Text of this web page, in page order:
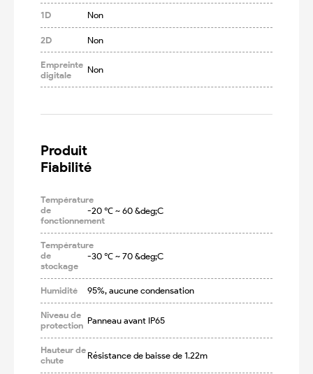
1D Non
2D Non
Empreinte
digitale
Non
Produit
Fiabilité
Température
de
fonctionnement
-20 ℃ ~ 60 &deg;C
Température
de
stockage
-30 ℃ ~ 70 &deg;C
Humidité 95%, aucune condensation
Niveau de
protection Panneau avant IP65
Hauteur de
chute
Résistance de baisse de 1.22m